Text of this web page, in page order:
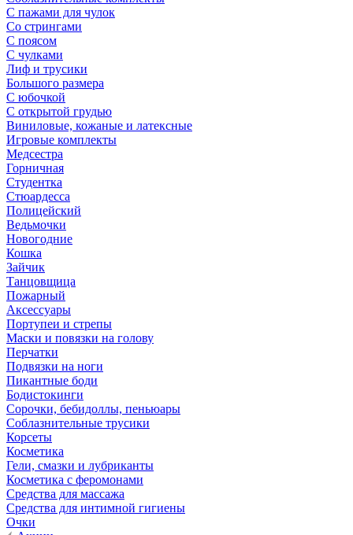
С пажами для чулок
Со стрингами
С поясом
С чулками
Лиф и трусики
Большого размера
С юбочкой
С открытой грудью
Виниловые, кожаные и латексные
Игровые комплекты
Медсестра
Горничная
Студентка
Стюардесса
Полицейский
Ведьмочки
Новогодние
Кошка
Зайчик
Танцовщица
Пожарный
Аксессуары
Портупеи и стрепы
Маски и повязки на голову
Перчатки
Подвязки на ноги
Пикантные боди
Бодистокинги
Сорочки, бебидоллы, пеньюары
Соблазнительные трусики
Корсеты
Косметика
Гели, смазки и лубриканты
Косметика с феромонами
Средства для массажа
Средства для интимной гигиены
Очки